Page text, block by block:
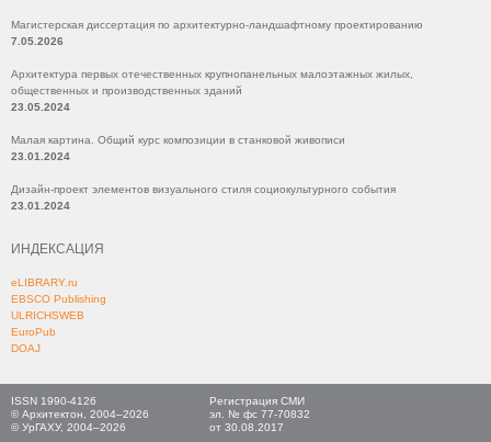
Магистерская диссертация по архитектурно-ландшафтному проектированию
7.05.2026
Архитектура первых отечественных крупнопанельных малоэтажных жилых,
общественных и производственных зданий
23.05.2024
Малая картина. Общий курс композиции в станковой живописи
23.01.2024
Дизайн-проект элементов визуального стиля социокультурного события
23.01.2024
ИНДЕКСАЦИЯ
eLIBRARY.ru
EBSCO Publishing
ULRICHSWEB
EuroPub
DOAJ
ISSN 1990-4126
© Архитектон, 2004–2026
© УрГАХУ, 2004–2026
Регистрация СМИ
эл. № фс 77-70832
от 30.08.2017